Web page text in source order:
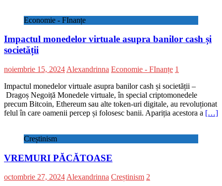
Economie - FInanțe
Impactul monedelor virtuale asupra banilor cash și
societății
noiembrie 15, 2024 Alexandrinna Economie - FInanțe 1
Impactul monedelor virtuale asupra banilor cash și societății –
Dragoș Negoiță Monedele virtuale, în special criptomonedele
precum Bitcoin, Ethereum sau alte token-uri digitale, au revoluționat
felul în care oamenii percep și folosesc banii. Apariția acestora a […]
Creștinism
VREMURI PĂCĂTOASE
octombrie 27, 2024Alexandrinna Creștinism 2